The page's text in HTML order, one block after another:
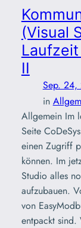
(Visual
II
Sep. 24,
in
Allgemein Im
Seite
einen Zugriff
können. Im
Studio alles
aufzubauen.
von
entpackt